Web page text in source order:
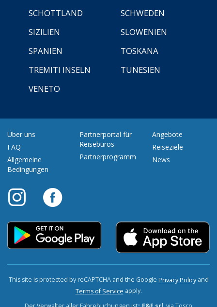
SCHOTTLAND
SCHWEDEN
SIZILIEN
SLOWENIEN
SPANIEN
TOSKANA
TREMITI INSELN
TUNESIEN
VENETO
Über uns
FAQ
Allgemeine
Bedingungen
Partnerportal für
Reisebüros
Partnerprogramm
Angebote
Reiseziele
News
This site is protected by reCAPTCHA and the Google Privacy Policyand
Terms of Service apply.